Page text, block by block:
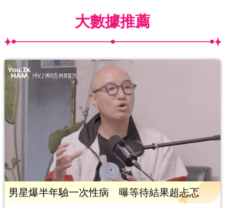
大數據推薦
男星爆半年驗一次性病 曝等待結果超忐忑